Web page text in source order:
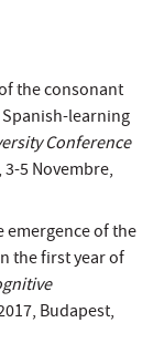
the consonant
learning
Conference
, 3-5 Novembre,
emergence of the
the first year of
Budapest,